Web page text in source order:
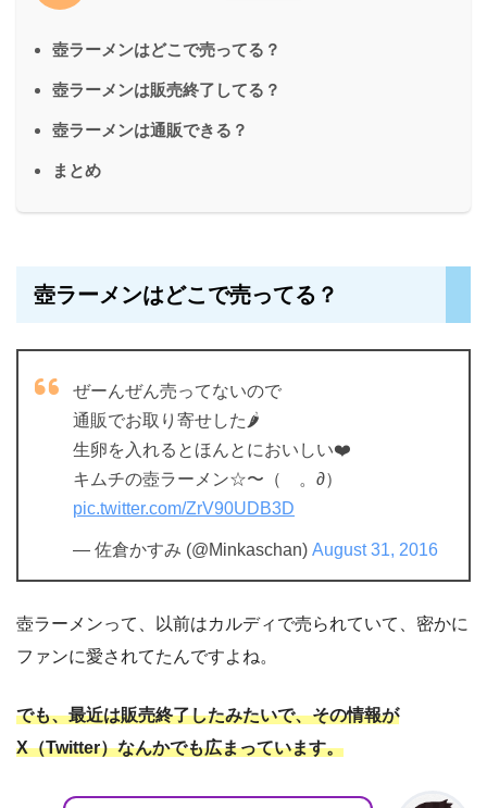
壺ラーメンはどこで売ってる？
壺ラーメンは販売終了してる？
壺ラーメンは通販できる？
まとめ
壺ラーメンはどこで売ってる？
ぜーんぜん売ってないので
通販でお取り寄せした🌶
生卵を入れるとほんとにおいしい❤️
キムチの壺ラーメン☆〜（ゝ。∂）
pic.twitter.com/ZrV90UDB3D
— 佐倉かすみ (@Minkaschan) August 31, 2016
壺ラーメンって、以前はカルディで売られていて、密かに
ファンに愛されてたんですよね。
でも、最近は販売終了したみたいで、その情報が
X（Twitter）なんかでも広まっています。